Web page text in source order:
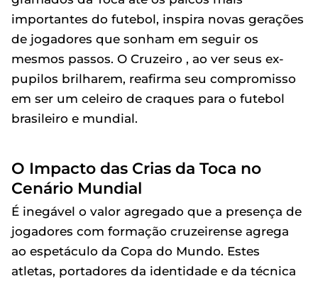
importantes do futebol, inspira novas gerações
de jogadores que sonham em seguir os
mesmos passos. O Cruzeiro , ao ver seus ex-
pupilos brilharem, reafirma seu compromisso
em ser um celeiro de craques para o futebol
brasileiro e mundial.
O Impacto das Crias da Toca no
Cenário Mundial
É inegável o valor agregado que a presença de
jogadores com formação cruzeirense agrega
ao espetáculo da Copa do Mundo. Estes
atletas, portadores da identidade e da técnica